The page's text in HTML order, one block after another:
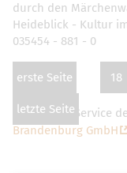
durch den
Heideblick - Kultur
035454 - 881 - 0
erste Seite 18
letzte Seite
Dies ist ein Service
Brandenburg GmbH